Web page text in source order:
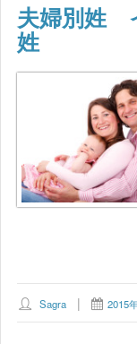
夫婦別姓
姓
Sagra 2015